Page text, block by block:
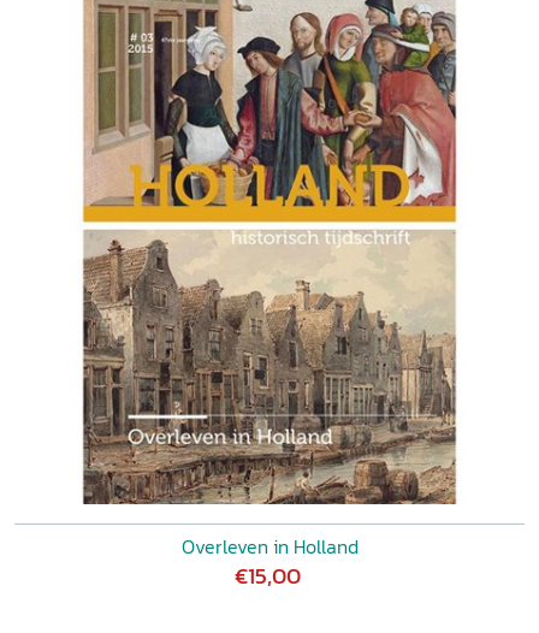
Overleven in Holland
€15,00